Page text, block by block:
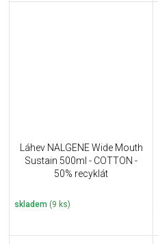
Láhev NALGENE Wide Mouth
Sustain 500ml - COTTON -
50% recyklát
skladem (9 ks)